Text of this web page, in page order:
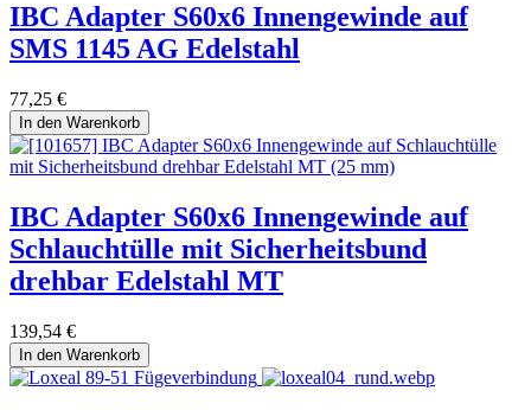
IBC Adapter S60x6 Innengewinde auf
SMS 1145 AG Edelstahl
77,25 €
In den Warenkorb
IBC Adapter S60x6 Innengewinde auf
Schlauchtülle mit Sicherheitsbund
drehbar Edelstahl MT
139,54 €
In den Warenkorb